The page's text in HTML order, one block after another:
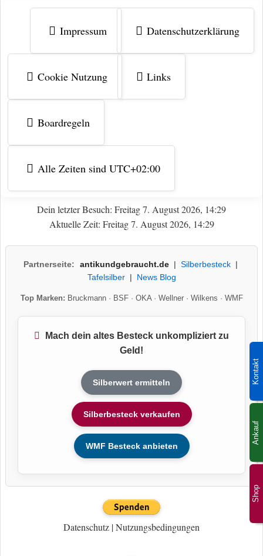
Shop
Kontakt
Ankauf
Impressum Datenschutzerklärung
Cookie Nutzung Links
Boardregeln
Alle Zeiten sind UTC+02:00
Dein letzter Besuch: Freitag 7. August 2026, 14:29
Aktuelle Zeit: Freitag 7. August 2026, 14:29
Partnerseite: antikundgebraucht.de| Silberbesteck|
Tafelsilber| News Blog
Top Marken: Bruckmann· BSF· OKA· Wellner· Wilkens · WMF
Mach dein altes Besteck unkompliziert zu
Geld!
Silberwert ermitteln
Silberbesteck verkaufen
WMF Besteck anbieten
Datenschutz |Nutzungsbedingungen